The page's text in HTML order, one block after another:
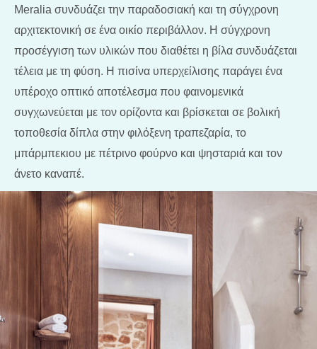
Meralia συνδυάζει την παραδοσιακή και τη σύγχρονη
αρχιτεκτονική σε ένα οικίο περιβάλλον. Η σύγχρονη
προσέγγιση των υλικών που διαθέτει η βίλα συνδυάζεται
τέλεια με τη φύση. Η πισίνα υπερχείλισης παράγει ένα
υπέροχο οπτικό αποτέλεσμα που φαινομενικά
συγχωνεύεται με τον ορίζοντα και βρίσκεται σε βολική
τοποθεσία δίπλα στην φιλόξενη τραπεζαρία, το
μπάρμπεκιου με πέτρινο φούρνο και ψησταριά και τον
άνετο καναπέ.